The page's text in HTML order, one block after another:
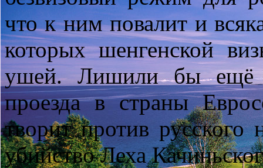
что к ним повалит и
которых шенгенской
ушей. Лишили бы ещё
проезда в страны
творит против русского
убийство Леха